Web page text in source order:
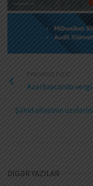
PREVIOUS POST
Azərbaycanda
Şəhid ailəsinin
DIGƏR YAZILAR